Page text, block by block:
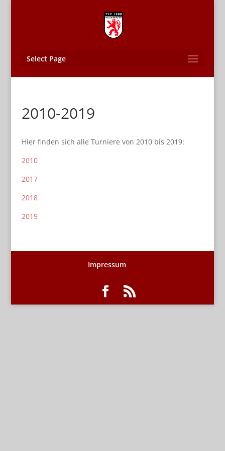
Select Page
2010-2019
Hier finden sich alle Turniere von 2010 bis 2019:
2010
2017
2018
2019
Impressum